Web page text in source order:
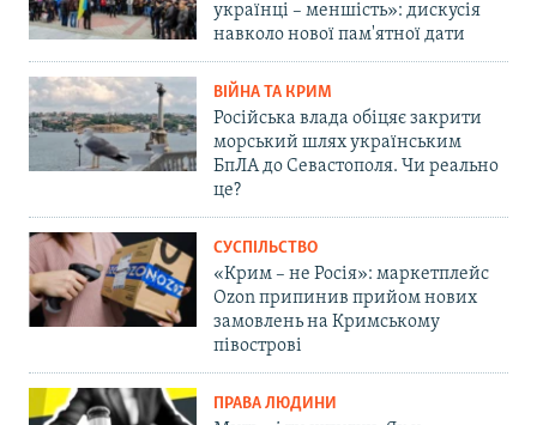
українці – меншість»: дискусія
навколо нової пам'ятної дати
ВІЙНА ТА КРИМ
Російська влада обіцяє закрити
морський шлях українським
БпЛА до Севастополя. Чи реально
це?
СУСПІЛЬСТВО
«Крим – не Росія»: маркетплейс
Ozon припинив прийом нових
замовлень на Кримському
півострові
ПРАВА ЛЮДИНИ